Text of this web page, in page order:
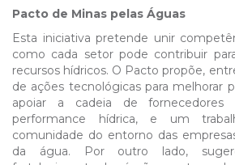
Pacto de Minas pelas Águas
Esta iniciativa pretende unir
como cada setor pode contribuir
recursos hídricos. O Pacto propõe,
de ações tecnológicas para melhorar
apoiar a cadeia de fornecedores
performance hídrica, e um
comunidade do entorno das
da água. Por outro lado,